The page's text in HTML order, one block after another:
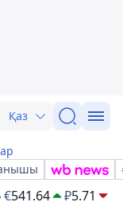
Қаз
€541.64 ₽5.71